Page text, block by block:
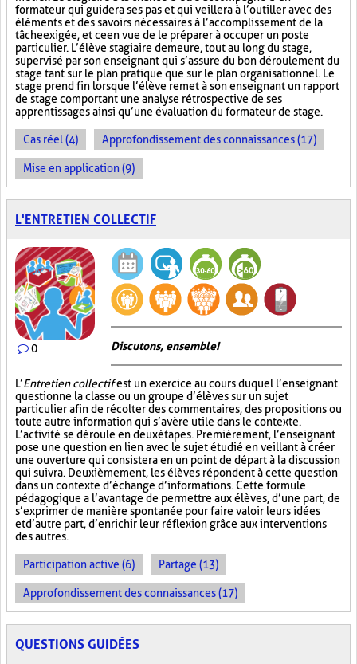
formateur qui guidera ses pas et qui veillera à l’outiller avec des
éléments et des savoirs nécessaires à l’accomplissement de la
tâche exigée, et ce en vue de le préparer à occuper un poste
particulier. L’élève stagiaire demeure, tout au long du stage,
supervisé par son enseignant qui s’assure du bon déroulement du
stage tant sur le plan pratique que sur le plan organisationnel. Le
stage prend fin lorsque l’élève remet à son enseignant un rapport
de stage comportant une analyse rétrospective de ses
apprentissages ainsi qu’une évaluation du formateur de stage.
Cas réel (4) Approfondissement des connaissances (17)
Mise en application (9)
L'ENTRETIEN COLLECTIF
0 Discutons, ensemble!
L’Entretien collectifest un exercice au cours duquel l’enseignant
questionne la classe ou un groupe d’élèves sur un sujet
particulier afin de récolter des commentaires, des propositions ou
toute autre information qui s’avère utile dans le contexte.
L’activité se déroule en deux étapes. Premièrement, l’enseignant
pose une question en lien avec le sujet étudié en veillant à créer
une ouverture qui consistera en un point de départ à la discussion
qui suivra. Deuxièmement, les élèves répondent à cette question
dans un contexte d’échange d’informations. Cette formule
pédagogique a l’avantage de permettre aux élèves, d’une part, de
s’exprimer de manière spontanée pour faire valoir leurs idées
et d’autre part, d’enrichir leur réflexion grâce aux interventions
des autres.
Participation active (6) Partage (13)
Approfondissement des connaissances (17)
QUESTIONS GUIDÉES